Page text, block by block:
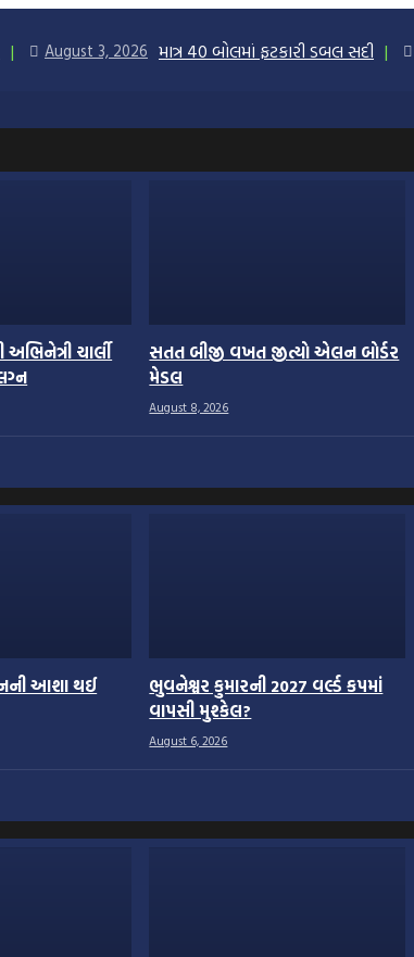
August 3, 2026 માત્ર 40 બોલમાં ફટકારી ડબલ સદી
ચાર્લી
સતત બીજી વખત જીત્યો એલન બોર્ડર
મેડલ
August 8, 2026
આશા થઈ
ભુવનેશ્વર કુમારની 2027 વર્લ્ડ કપમાં
વાપસી મુશ્કેલ?
August 6, 2026